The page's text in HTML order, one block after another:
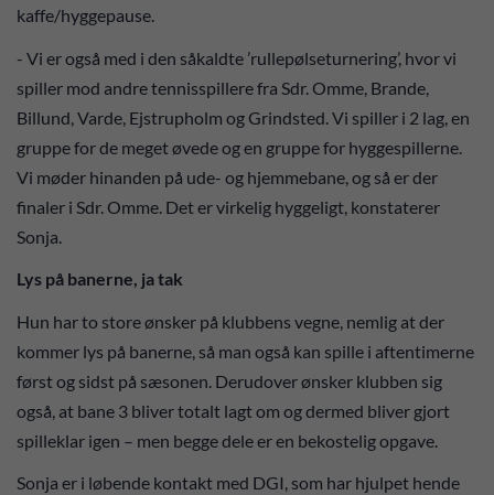
kaffe/hyggepause.
- Vi er også med i den såkaldte ’rullepølseturnering’, hvor vi
spiller mod andre tennisspillere fra Sdr. Omme, Brande,
Billund, Varde, Ejstrupholm og Grindsted. Vi spiller i 2 lag, en
gruppe for de meget øvede og en gruppe for hyggespillerne.
Vi møder hinanden på ude- og hjemmebane, og så er der
finaler i Sdr. Omme. Det er virkelig hyggeligt, konstaterer
Sonja.
Lys på banerne, ja tak
Hun har to store ønsker på klubbens vegne, nemlig at der
kommer lys på banerne, så man også kan spille i aftentimerne
først og sidst på sæsonen. Derudover ønsker klubben sig
også, at bane 3 bliver totalt lagt om og dermed bliver gjort
spilleklar igen – men begge dele er en bekostelig opgave.
Sonja er i løbende kontakt med DGI, som har hjulpet hende